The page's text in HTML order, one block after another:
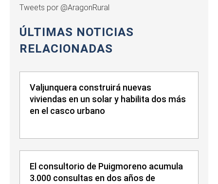
Tweets por @AragonRural
ÚLTIMAS NOTICIAS
RELACIONADAS
Valjunquera construirá nuevas
viviendas en un solar y habilita dos más
en el casco urbano
El consultorio de Puigmoreno acumula
3.000 consultas en dos años de